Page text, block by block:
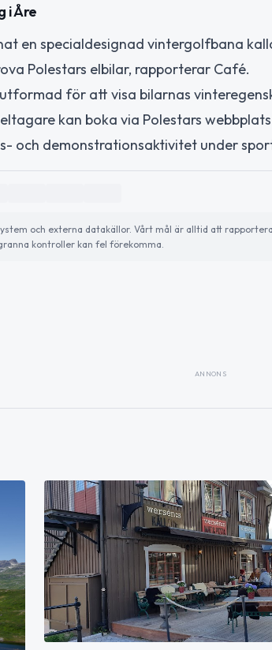
i Åre
en specialdesignad vintergolfbana
Polestars elbilar, rapporterar Café.
för att visa bilarnas
kan boka via Polestars
och demonstrationsaktivitet under
och externa datakällor. Vårt mål är alltid att
kontroller kan fel förekomma.
ANNONS